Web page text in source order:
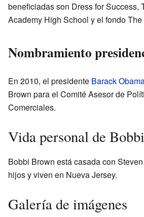
beneficiadas son Dress for Success,
Academy High School y el fondo
Nombramiento
En 2010, el presidente Barack
Brown para el Comité Asesor de
Comerciales.
Vida personal de
Bobbi Brown está casada con
hijos y viven en Nueva Jersey.
Galería de imágenes